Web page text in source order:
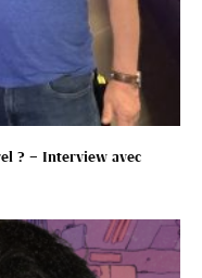
? – Interview avec